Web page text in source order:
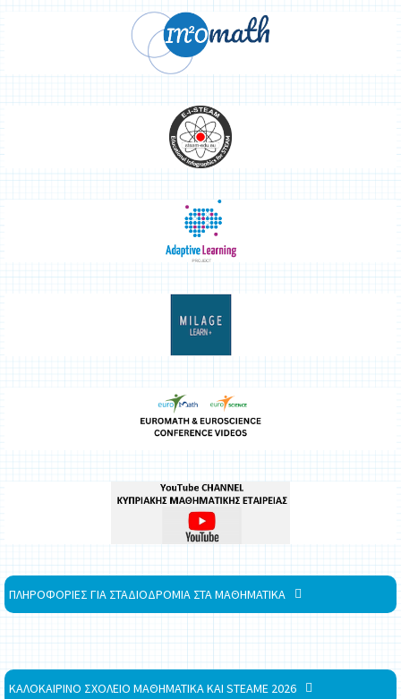
ΠΛΗΡΟΦΟΡΙΕΣ ΓΙΑ ΣΤΑΔΙΟΔΡΟΜΙΑ ΣΤΑ ΜΑΘΗΜΑΤΙΚΑ
ΚΑΛΟΚΑΙΡΙΝΟ ΣΧΟΛΕΙΟ ΜΑΘΗΜΑΤΙΚΑ ΚΑΙ STEAME 2026